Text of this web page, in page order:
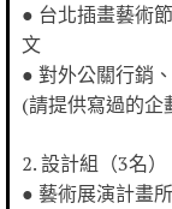
● 台北插畫藝術
文
● 對外公關行銷
(請提供寫過的企
2. 設計組（3名）
● 藝術展演計畫